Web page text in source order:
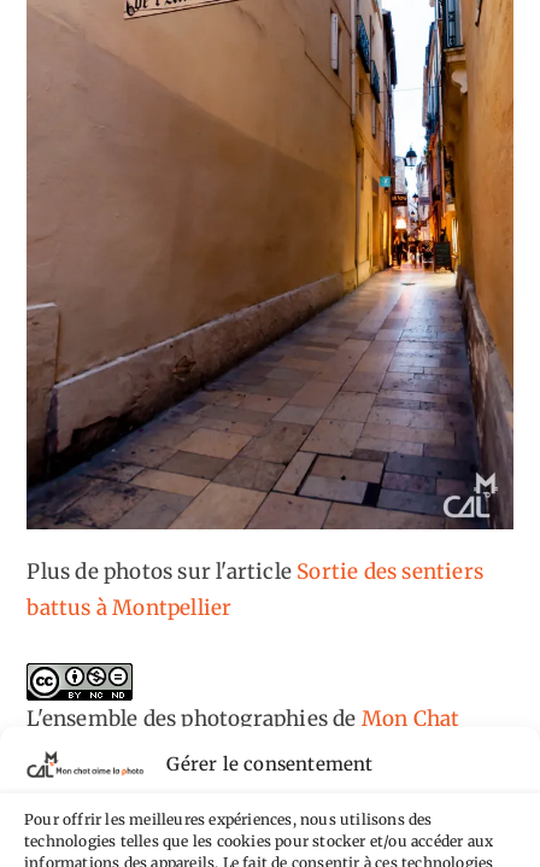
Gérer le consentement
Pour offrir les meilleures expériences, nous utilisons des
technologies telles que les cookies pour stocker et/ou accéder aux
informations des appareils. Le fait de consentir à ces technologies
Plus de photos sur l'article Sortie des sentiers
battus à Montpellier
L'ensemble des photographiesde Mon Chat
Aime la Photoest mis à disposition selon les
Attribution - Pas d'Utilisation Commerciale -